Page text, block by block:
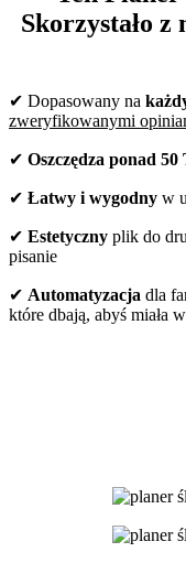
Skorzystało z
✔ Dopasowany na
zweryfikowanymi
✔ Oszczędza ponad
✔ Łatwy i wygodny w
✔ Estetyczny plik do
pisanie
✔ Automatyzacja dla
które dbają, abyś miała